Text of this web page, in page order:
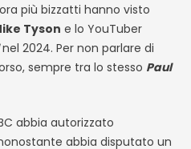
più bizzatti hanno visto
Tyson e lo YouTuber
nel 2024. Per non parlare di
sempre tra lo stesso Paul
abbia autorizzato
abbia disputato un